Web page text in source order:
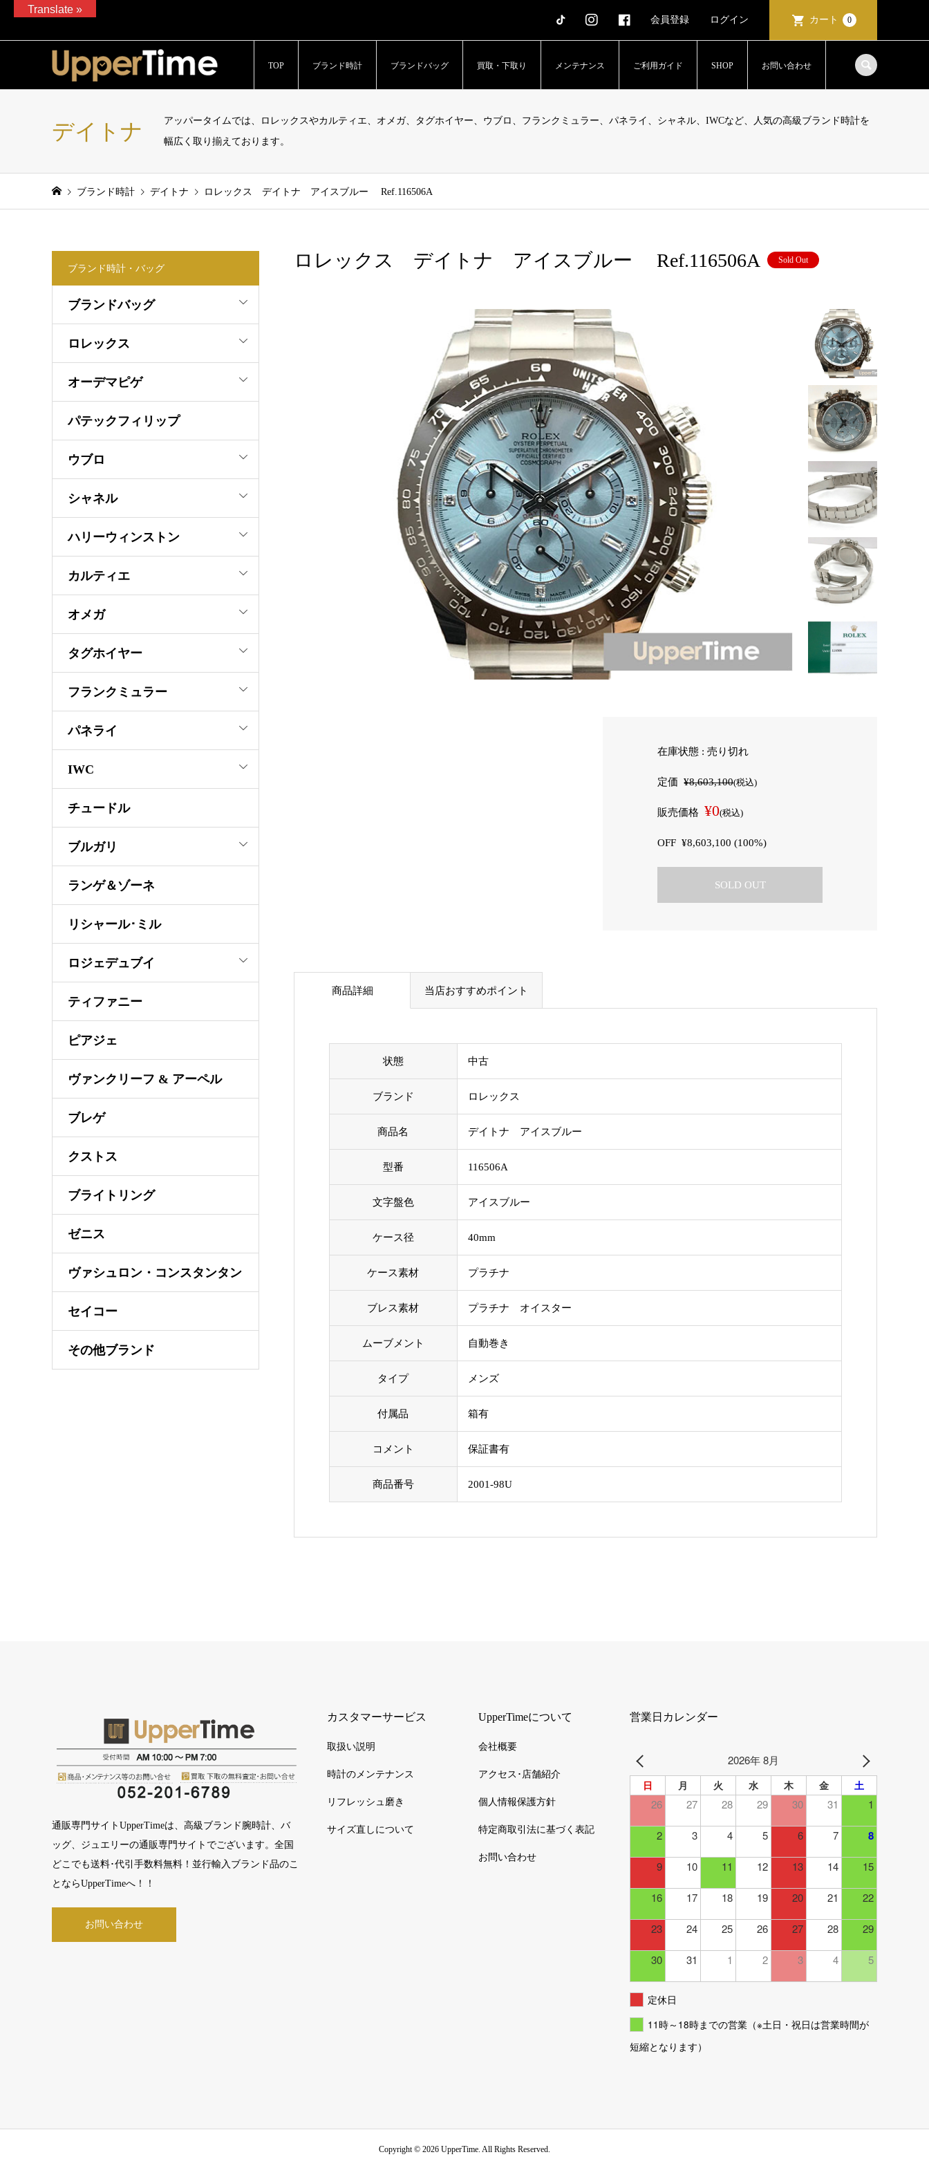
ブランド腕時計、バッグ、ジュエリーの販売、通販サイト「UpperTime – アッパータイム」 会員登録 ログイン カート 0
TOP ブランド時計 ブランドバッグ 買取・下取り メンテナンス ご利用ガイド SHOP お問い合わせ
デイトナ
アッパータイムでは、ロレックスやカルティエ、オメガ、タグホイヤー、ウブロ、フランクミュラー、パネライ、シャネル、IWCなど、人気の高級ブランド時計を
幅広く取り揃えております。
ブランド時計 デイトナ ロレックス デイトナ アイスブルー Ref.116506A
ロレックス デイトナ アイスブルー Ref.116506A Sold Out
在庫状態 : 売り切れ
定価¥8,603,100(税込)
販売価格 ¥0(税込)
OFF¥8,603,100 (100%)
SOLD OUT
商品詳細 当店おすすめポイント
状態 中古
ブランド ロレックス
商品名 デイトナ アイスブルー
型番 116506A
文字盤色 アイスブルー
ケース径 40mm
ケース素材 プラチナ
ブレス素材 プラチナ オイスター
ムーブメント 自動巻き
タイプ メンズ
付属品 箱有
コメント 保証書有
商品番号 2001-98U
ブランド時計・バッグ
ブランドバッグ
ロレックス
オーデマピゲ
パテックフィリップ
ウブロ
シャネル
ハリーウィンストン
カルティエ
オメガ
タグホイヤー
フランクミュラー
パネライ
IWC
チュードル
ブルガリ
ランゲ＆ゾーネ
リシャール･ミル
ロジェデュブイ
ティファニー
ピアジェ
ヴァンクリーフ & アーペル
ブレゲ
クストス
ブライトリング
ゼニス
ヴァシュロン・コンスタンタン
セイコー
その他ブランド
通販専門サイトUpperTimeは、高級ブランド腕時計、バ
ッグ、ジュエリーの通販専門サイトでございます。全国
どこでも送料･代引手数料無料！並行輸入ブランド品のこ
とならUpperTimeへ！！
お問い合わせ
カスタマーサービス
取扱い説明
時計のメンテナンス
リフレッシュ磨き
サイズ直しについて
UpperTimeについて
会社概要
アクセス･店舗紹介
個人情報保護方針
特定商取引法に基づく表記
お問い合わせ
営業日カレンダー
2026年 8月
日 月 火 水 木 金 土
26 27 28 29 30 31 1
2 3 4 5 6 7 8
9 10 11 12 13 14 15
16 17 18 19 20 21 22
23 24 25 26 27 28 29
30 31 1 2 3 4 5
定休日
11時～18時までの営業（※土日・祝日は営業時間が
短縮となります）
Copyright © 2026 UpperTime. All Rights Reserved.
Translate »